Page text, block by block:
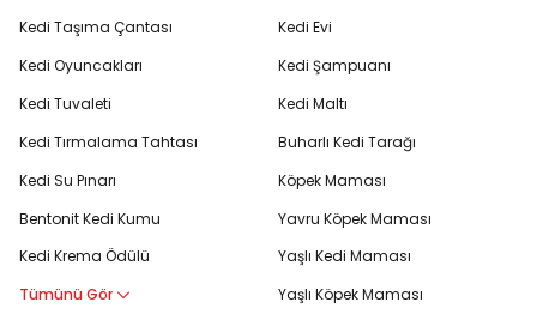
Kedi Taşıma Çantası
Kedi Oyuncakları
Kedi Tuvaleti
Kedi Tırmalama Tahtası
Kedi Su Pınarı
Bentonit Kedi Kumu
Kedi Krema Ödülü
Tümünü Gör
Kedi Evi
Kedi Şampuanı
Kedi Maltı
Buharlı Kedi Tarağı
Köpek Maması
Yavru Köpek Maması
Yaşlı Kedi Maması
Yaşlı Köpek Maması